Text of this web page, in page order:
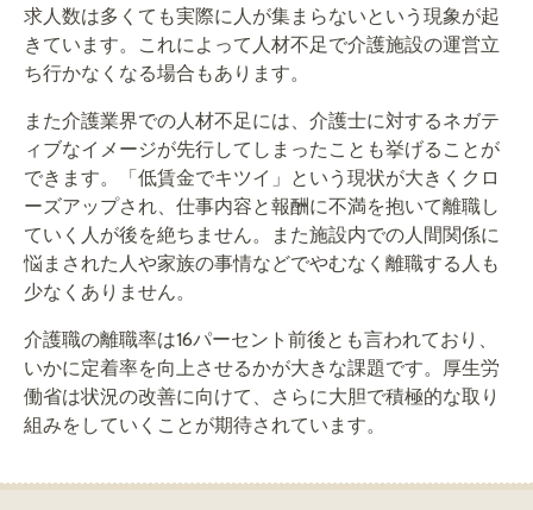
求人数は多くても実際に人が集まらないという現象が起
きています。これによって人材不足で介護施設の運営立
ち行かなくなる場合もあります。
また介護業界での人材不足には、介護士に対するネガテ
ィブなイメージが先行してしまったことも挙げることが
できます。「低賃金でキツイ」という現状が大きくクロ
ーズアップされ、仕事内容と報酬に不満を抱いて離職し
ていく人が後を絶ちません。また施設内での人間関係に
悩まされた人や家族の事情などでやむなく離職する人も
少なくありません。
介護職の離職率は16パーセント前後とも言われており、
いかに定着率を向上させるかが大きな課題です。厚生労
働省は状況の改善に向けて、さらに大胆で積極的な取り
組みをしていくことが期待されています。